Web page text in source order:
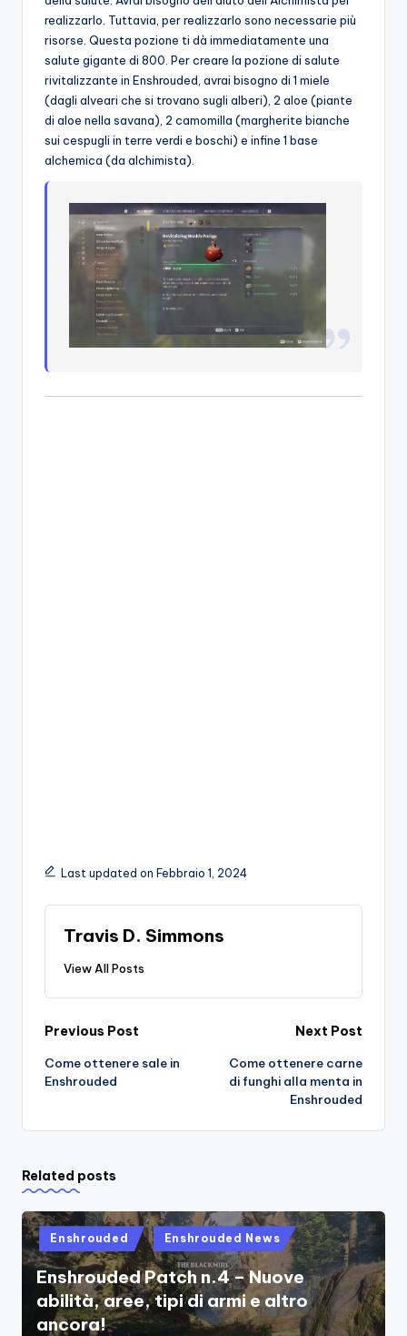
realizzarlo. Tuttavia, per realizzarlo sono necessarie più
risorse. Questa pozione ti dà immediatamente una
salute gigante di 800. Per creare la pozione di salute
rivitalizzante in Enshrouded, avrai bisogno di 1 miele
(dagli alveari che si trovano sugli alberi), 2 aloe (piante
di aloe nella savana), 2 camomilla (margherite bianche
sui cespugli in terre verdi e boschi) e infine 1 base
alchemica (da alchimista).
Last updated on Febbraio 1, 2024
Travis D. Simmons
View All Posts
Post
navigation
Previous Post
Come ottenere sale in
Enshrouded
Next Post
Come ottenere carne
di funghi alla menta in
Enshrouded
Related posts
Posted
in
Enshrouded Enshrouded News
Enshrouded Patch n.4 – Nuove
abilità, aree, tipi di armi e altro
ancora!